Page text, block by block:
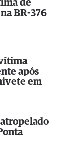
de
BR-376
após
em